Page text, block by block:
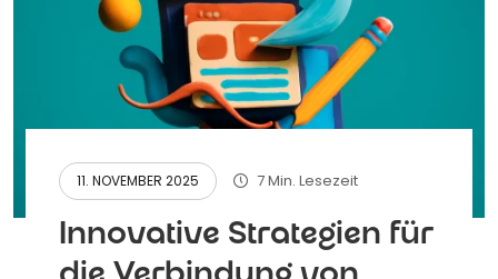
11. NOVEMBER 2025 7 Min. Lesezeit
Innovative Strategien für